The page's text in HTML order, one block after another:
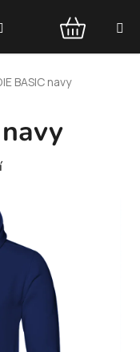
NÁKUPNÍ
BASIC navy